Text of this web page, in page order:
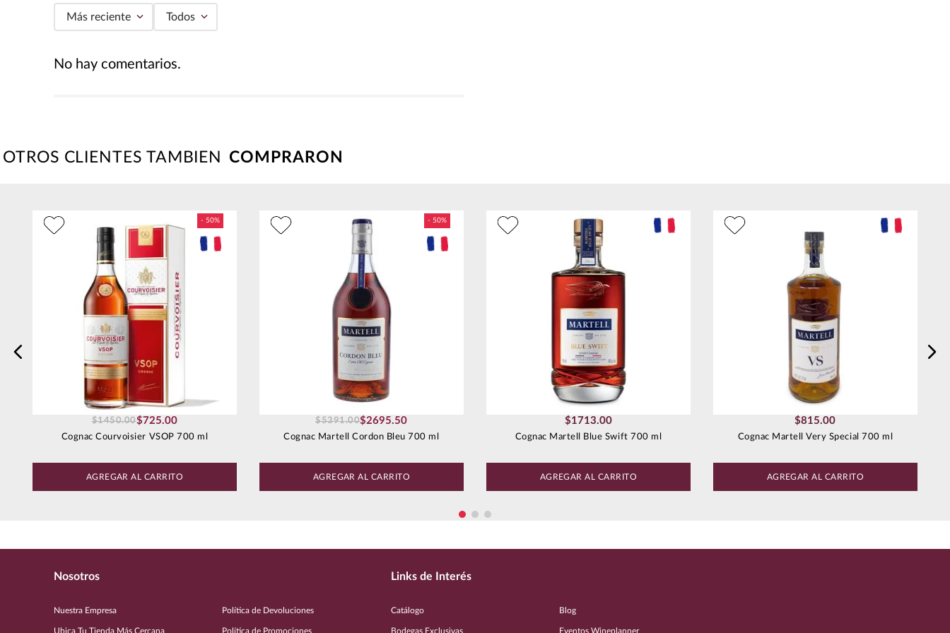
Título
★★★★ ★
Dirección de email
Escribe un comentario
Enviar comentario
Más reciente Todos
No hay comentarios.
OTROS CLIENTES TAMBIEN
$725.00
$1450.00
Cognac Courvoisier VSOP 700 ml
AGREGAR AL CARRITO
$2695.50
$5391.00
Cognac Martell Cordon Bleu 700 ml
AGREGAR AL CARRITO
$1713.00
Cognac Martell Blue Swift 700 ml
AGREGAR AL CARRITO
$815.00
Cognac Martell Very Special 700 ml
AGREGAR AL CARRITO
Nosotros
Nuestra Empresa
Ubica Tu Tienda Más Cercana
Política de Devoluciones
Política de Promociones
Links de Interés
Catálogo
Bodegas Exclusivas
Blog
Eventos Wineplanner